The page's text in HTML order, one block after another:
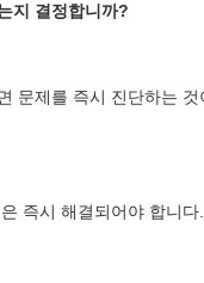
지 결정합니까?
문제를 즉시 진단하는
즉시 해결되어야 합니